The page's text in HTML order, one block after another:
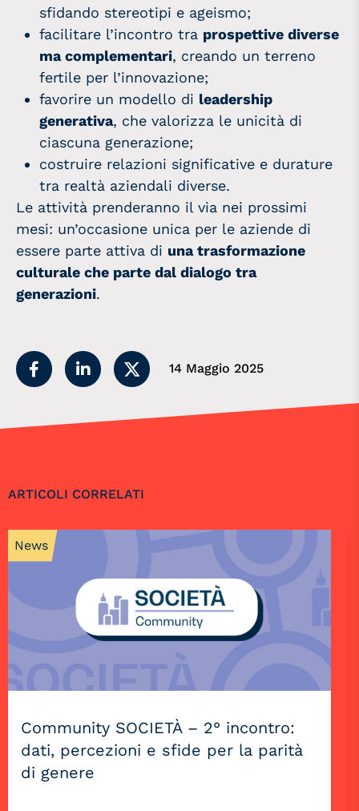
sfidando stereotipi e ageismo;
facilitare l’incontro tra prospettive diverse
ma complementari, creando un terreno
fertile per l’innovazione;
favorire un modello di leadership
generativa, che valorizza le unicità di
ciascuna generazione;
costruire relazioni significative e durature
tra realtà aziendali diverse.
Le attività prenderanno il via nei prossimi
mesi: un’occasione unica per le aziende di
essere parte attiva di una trasformazione
culturale che parte dal dialogo tra
generazioni.
14 Maggio 2025
ARTICOLI CORRELATI
News
Community SOCIETÀ – 2° incontro:
dati, percezioni e sfide per la parità
di genere